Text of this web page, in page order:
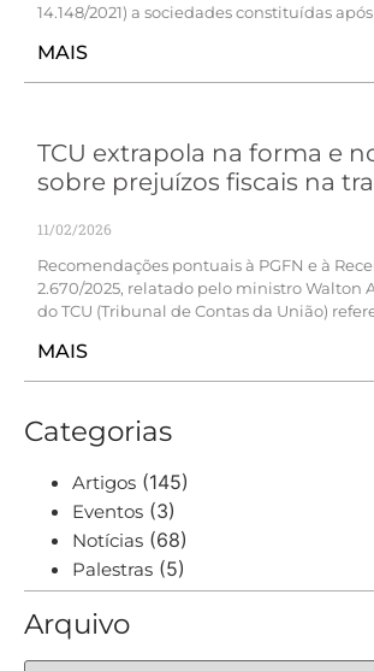
14.148/2021) a sociedades constituídas
MAIS
TCU extrapola na forma e
sobre prejuízos fiscais na
11/02/2026
Recomendações pontuais à PGFN e à
2.670/2025, relatado pelo ministro Walton
do TCU (Tribunal de Contas da União)
MAIS
Categorias
Artigos (145)
Eventos (3)
Notícias (68)
Palestras (5)
Arquivo